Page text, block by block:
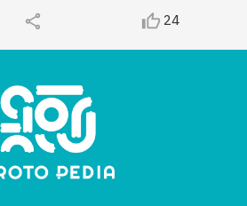
share thumb_up_alt 24